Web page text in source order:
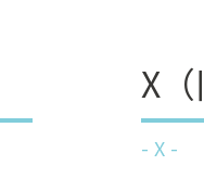
X（
X